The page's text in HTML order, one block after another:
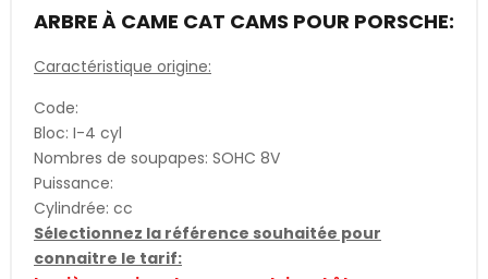
ARBRE À CAME CAT CAMS POUR PORSCHE:
Caractéristique origine:
Code:
Bloc: I-4 cyl
Nombres de soupapes: SOHC 8V
Puissance:
Cylindrée: cc
Sélectionnez la référence souhaitée pour
connaitre le tarif: